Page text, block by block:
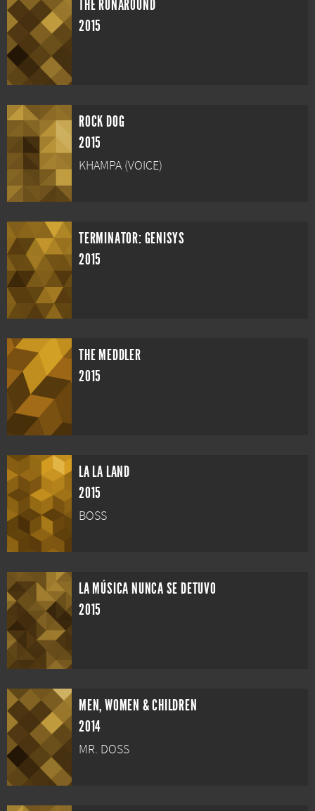
THE RUNAROUND
2015
ROCK DOG
2015
KHAMPA (VOICE)
TERMINATOR: GENISYS
2015
THE MEDDLER
2015
LA LA LAND
2015
BOSS
LA MÚSICA NUNCA SE DETUVO
2015
MEN, WOMEN & CHILDREN
2014
MR. DOSS